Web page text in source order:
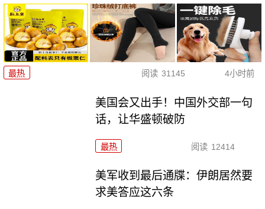
最热 阅读 31145 4小时前
美国会又出手！中国外交部一句
话，让华盛顿破防
最热 阅读 12414
美军收到最后通牒：伊朗居然要
求美答应这六条